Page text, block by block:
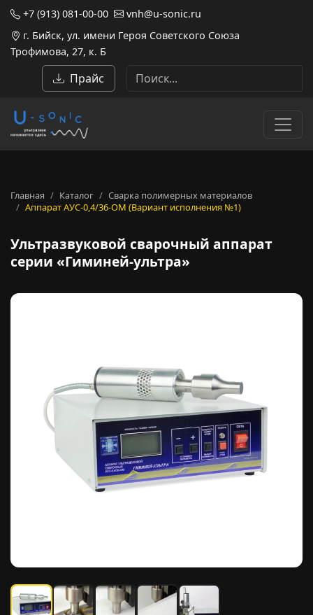
+7 (913) 081-00-00
vnh@u-sonic.ru
г. Бийск, ул. имени Героя Советского Союза
Трофимова, 27, к. Б
Прайс
Главная Каталог
Сварка полимерных материалов
Аппарат АУС-0,4/36-ОМ (Вариант исполнения №1)
Ультразвуковой
Ультразвуковой сварочный аппарат
серии «Гиминей-ультра»